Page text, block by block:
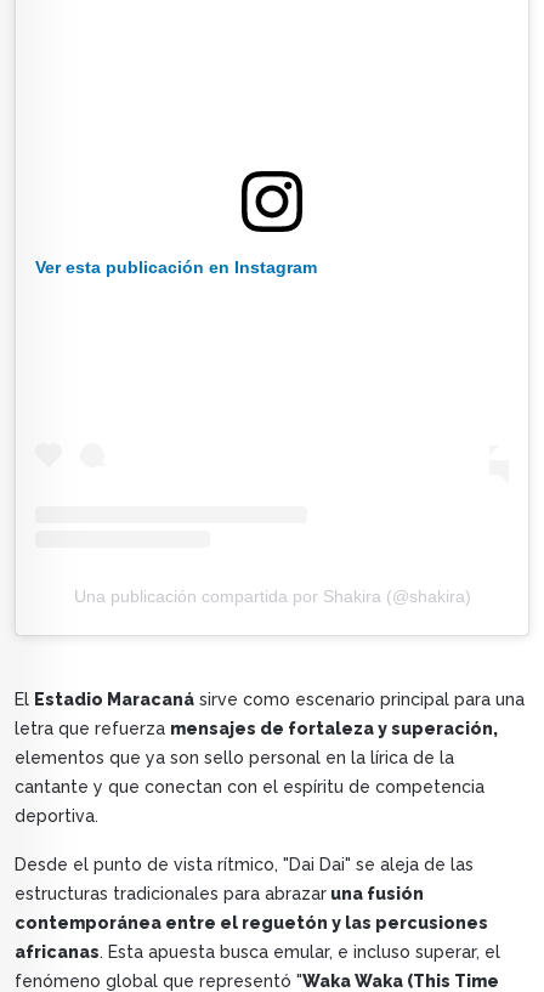
Ver esta publicación en Instagram
Una publicación compartida por Shakira (@shakira)
El Estadio Maracaná sirve como escenario principal para una
letra que refuerza mensajes de fortaleza y superación,
elementos que ya son sello personal en la lírica de la
cantante y que conectan con el espíritu de competencia
deportiva.
Desde el punto de vista rítmico, "Dai Dai" se aleja de las
estructuras tradicionales para abrazar una fusión
contemporánea entre el reguetón y las percusiones
africanas. Esta apuesta busca emular, e incluso superar, el
fenómeno global que representó "Waka Waka (This Time